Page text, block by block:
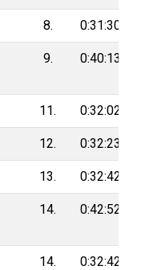
8. 0:31:30
9. 0:40:13
11. 0:32:02
12. 0:32:23
13. 0:32:42
14. 0:42:52
14. 0:32:42